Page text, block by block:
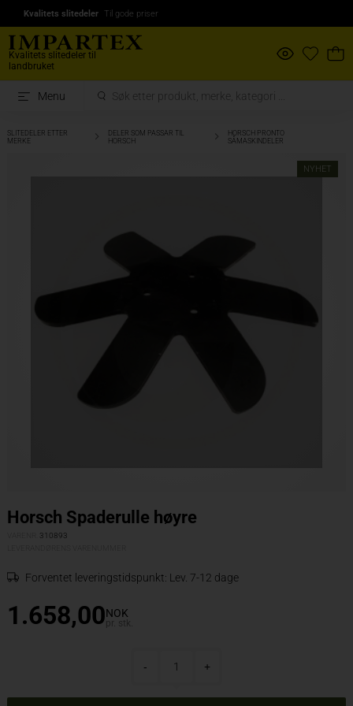
Kvalitets slitedeler Til gode priser
Kvalitets slitedeler til
landbruket
Menu
SLITEDELER ETTER
MERKE
DELER SOM PASSAR TIL
HORSCH
HORSCH PRONTO
SÅMASKINDELER
NYHET
Horsch Spaderulle høyre
310893
Forventet leveringstidspunkt: Lev. 7-12 dage
1.658,00NOK
pr. stk.
- +